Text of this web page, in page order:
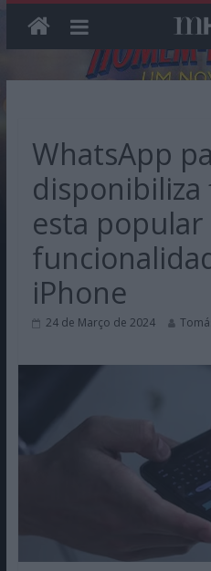
WhatsApp
esta popular
iPhone
24 de Março de 2024